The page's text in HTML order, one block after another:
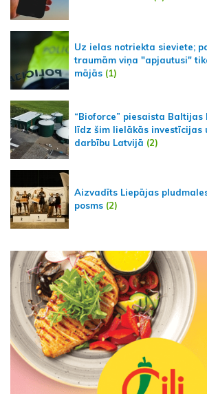
Uz ielas notriekta sieviete;
traumām viņa "apjautusi"
mājās (1)
“Bioforce” piesaista
līdz šim lielākās investīcijas
darbību Latvijā (2)
Aizvadīts Liepājas
posms (2)